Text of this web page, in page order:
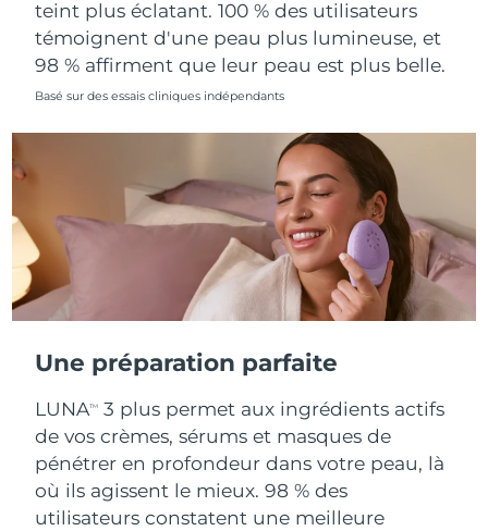
teint plus éclatant. 100 % des utilisateurs
témoignent d'une peau plus lumineuse, et
98 % affirment que leur peau est plus belle.
Basé sur des essais cliniques indépendants
Une préparation parfaite
LUNATM
3 plus permet aux ingrédients actifs
de vos crèmes, sérums et masques de
pénétrer en profondeur dans votre peau, là
où ils agissent le mieux. 98 % des
utilisateurs constatent une meilleure
Slovénie Livraison estimée8/12/26
Afrique du Sud Livraison estimée
Livraison estimée
Livraison estimée
Suède Livraison estimée 8/12/26
Suisse Livraison estimée 8/12/26
Taïwan Livraison estimée
Thaïlande Livraison estimée8/16/26
Turquie Livraison estimée 8/13/26
Émirats arabes unis